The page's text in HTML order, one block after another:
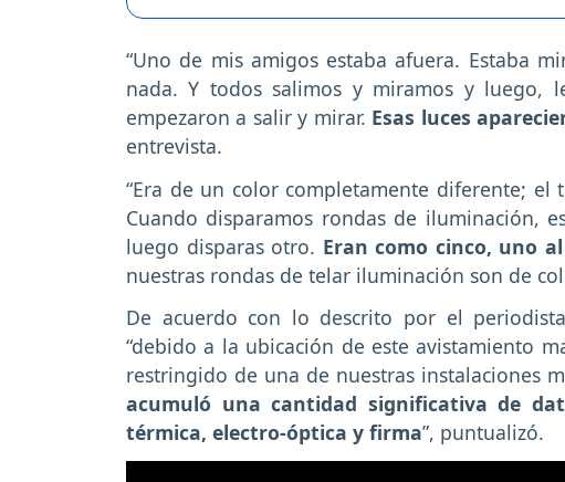
“Uno de mis amigos estaba afuera. Estaba
nada. Y todos salimos y miramos y luego,
empezaron a salir y mirar. Esas luces
entrevista.
“Era de un color completamente diferente;
Cuando disparamos rondas de iluminación,
luego disparas otro. Eran como cinco, uno
nuestras rondas de telar iluminación son de
De acuerdo con lo descrito por el
“debido a la ubicación de este avistamiento
restringido de una de nuestras instalaciones
acumuló una cantidad significativa de
térmica, electro-óptica y firma”, puntualizó.